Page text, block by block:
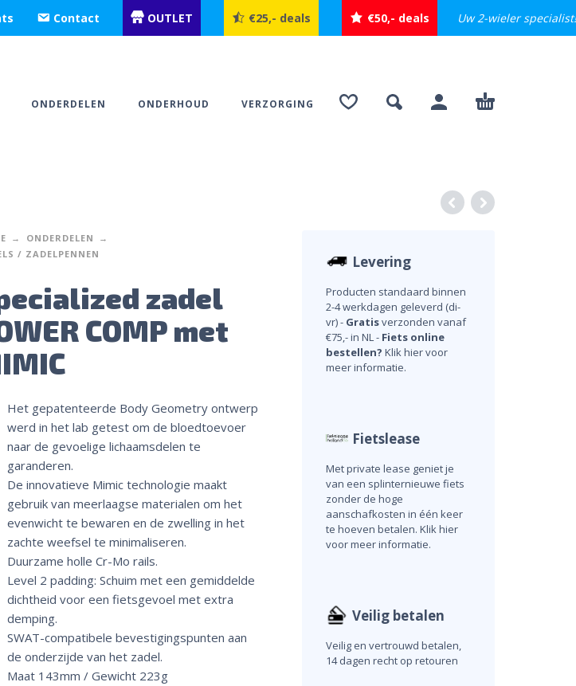
Contact OUTLET €25,- deals €50,- deals Uw 2-wieler specialist!
ONDERDELEN ONDERHOUD VERZORGING
ONDERDELEN
/ ZADELPENNEN
zadel
COMP met
Het gepatenteerde Body Geometry ontwerp
werd in het lab getest om de bloedtoevoer
naar de gevoelige lichaamsdelen te
garanderen.
De innovatieve Mimic technologie maakt
gebruik van meerlaagse materialen om het
evenwicht te bewaren en de zwelling in het
zachte weefsel te minimaliseren.
Duurzame holle Cr-Mo rails.
Level 2 padding: Schuim met een gemiddelde
dichtheid voor een fietsgevoel met extra
demping.
SWAT-compatibele bevestigingspunten aan
de onderzijde van het zadel.
Maat 143mm / Gewicht 223g
Levering
Producten standaard binnen
2-4 werkdagen geleverd (di-
vr) - Gratisverzonden vanaf
€75,- in NL - Fiets online
bestellen? Klik hier voor
meer informatie.
Fietslease
Met private lease geniet je
van een splinternieuwe fiets
zonder de hoge
aanschafkosten in één keer
te hoeven betalen. Klik hier
voor meer informatie.
Veilig betalen
Veilig en vertrouwd betalen,
14 dagen recht op retouren